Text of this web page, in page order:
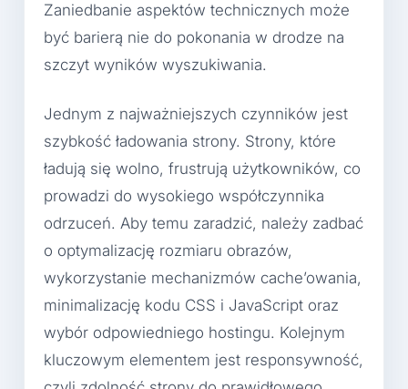
Zaniedbanie aspektów technicznych może
być barierą nie do pokonania w drodze na
szczyt wyników wyszukiwania.
Jednym z najważniejszych czynników jest
szybkość ładowania strony. Strony, które
ładują się wolno, frustrują użytkowników, co
prowadzi do wysokiego współczynnika
odrzuceń. Aby temu zaradzić, należy zadbać
o optymalizację rozmiaru obrazów,
wykorzystanie mechanizmów cache’owania,
minimalizację kodu CSS i JavaScript oraz
wybór odpowiedniego hostingu. Kolejnym
kluczowym elementem jest responsywność,